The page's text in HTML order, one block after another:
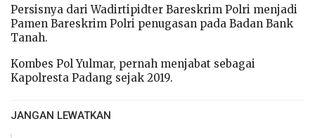
Persisnya dari Wadirtipidter Bareskrim Polri menjadi
Pamen Bareskrim Polri penugasan pada Badan Bank
Tanah.
Kombes Pol Yulmar, pernah menjabat sebagai
Kapolresta Padang sejak 2019.
JANGAN LEWATKAN